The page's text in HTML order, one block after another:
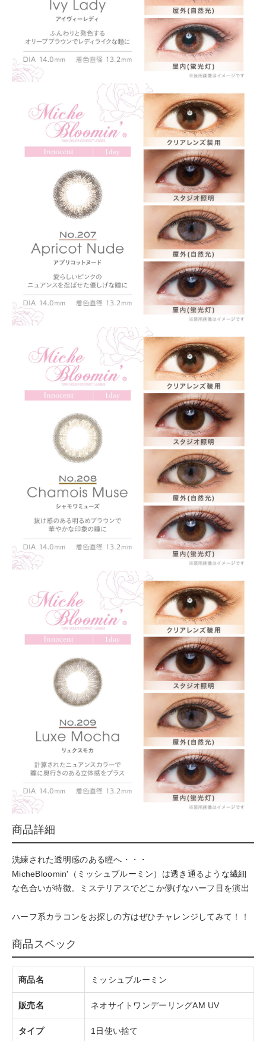
商品詳細
洗練された透明感のある瞳へ・・・
MicheBloomin'（ミッシュブルーミン）は透き通るような繊細
な色合いが特徴。ミステリアスでどこか儚げなハーフ目を演出
ハーフ系カラコンをお探しの方はぜひチャレンジしてみて！！
商品スペック
商品名 ミッシュブルーミン
販売名 ネオサイトワンデーリングAM UV
タイプ 1日使い捨て